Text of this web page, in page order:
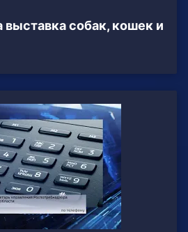
собак, кошек и